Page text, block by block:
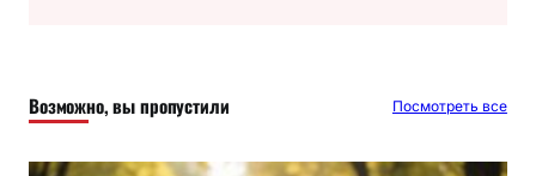
Возможно, вы пропустили Посмотреть все